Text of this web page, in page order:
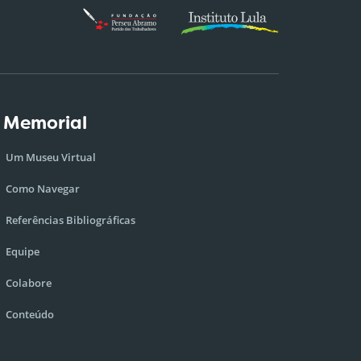
Memorial
Um Museu Virtual
Como Navegar
Referências Bibliográficas
Equipe
Colabore
Conteúdo